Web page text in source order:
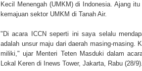
Kecil Menengah (UMKM) di Indonesia. Ajang
kemajuan sektor UMKM di Tanah Air.
"Di acara ICCN seperti ini saya selalu
adalah unsur maju dari daerah masing-masing.
miliki," ujar Menteri Teten Masduki dalam
Lokal Keren di Inews Tower, Jakarta, Rabu (28/9).